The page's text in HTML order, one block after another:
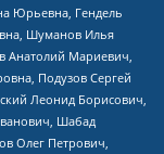
Юрьевна, Гендель
Шуманов Илья
Анатолий Мариевич,
Подузов Сергей
Леонид Борисович,
Шабад
Олег Петрович,